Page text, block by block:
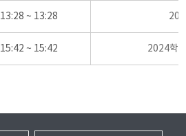
13:28 ~ 13:28
15:42 ~ 15:42 2024학